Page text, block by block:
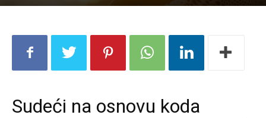
Sudeći na osnovu koda